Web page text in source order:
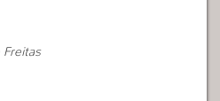
Freitas